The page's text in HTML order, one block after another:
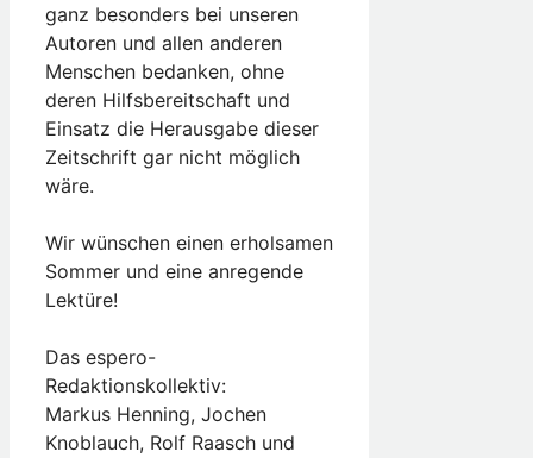
ganz besonders bei unseren
Autoren und allen anderen
Menschen bedanken, ohne
deren Hilfsbereitschaft und
Einsatz die Herausgabe dieser
Zeitschrift gar nicht möglich
wäre.
Wir wünschen einen erholsamen
Sommer und eine anregende
Lektüre!
Das espero-
Redaktionskollektiv:
Markus Henning, Jochen
Knoblauch, Rolf Raasch und